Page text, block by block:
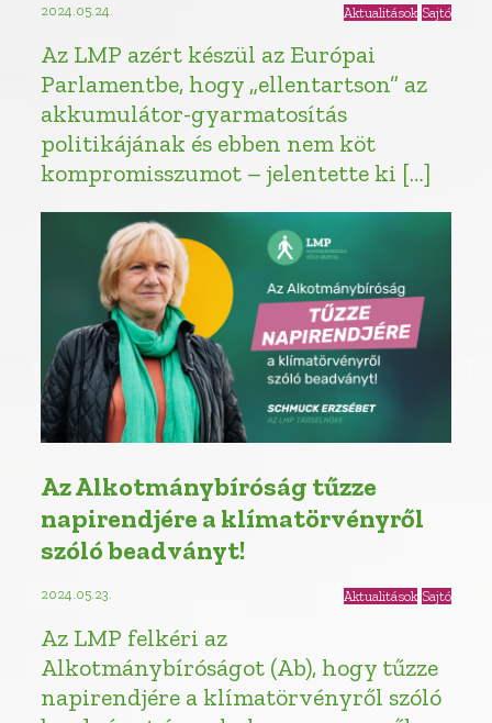
2024.05.24. Aktualitások Sajtó
Az LMP azért készül az Európai
Parlamentbe, hogy „ellentartson” az
akkumulátor-gyarmatosítás
politikájának és ebben nem köt
kompromisszumot – jelentette ki […]
Az Alkotmánybíróság tűzze
napirendjére a klímatörvényről
szóló beadványt!
2024.05.23. Aktualitások Sajtó
Az LMP felkéri az
Alkotmánybíróságot (Ab), hogy tűzze
napirendjére a klímatörvényről szóló